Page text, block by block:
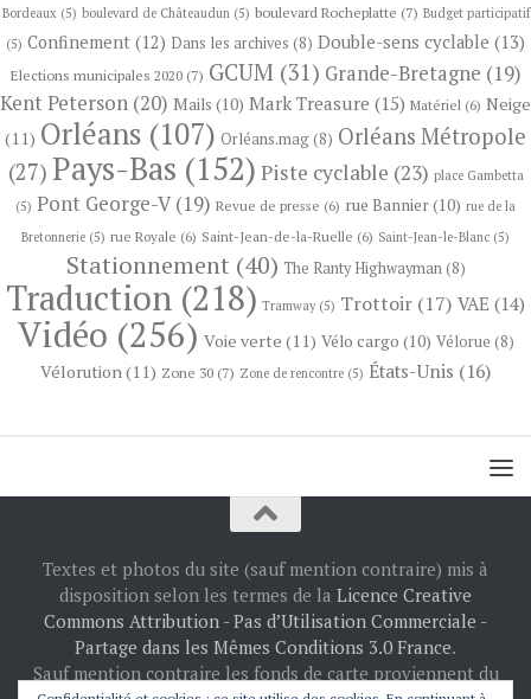
Bordeaux(5) boulevard de Châteaudun(5) boulevard Rocheplatte (7) Budget participatif
(5) Confinement (12) Dans les archives (8) Double-sens cyclable (13)
Elections municipales 2020(7) GCUM(31) Grande-Bretagne (19)
Kent Peterson (20) Mails (10) Mark Treasure (15) Matériel (6) Neige
(11) Orléans (107) Orléans.mag (8) Orléans Métropole
(27) Pays-Bas (152) Piste cyclable (23) place Gambetta
(5) Pont George-V(19) Revue de presse (6) rue Bannier(10) rue de la
Bretonnerie (5) rue Royale (6) Saint-Jean-de-la-Ruelle (6) Saint-Jean-le-Blanc (5)
Stationnement (40) The Ranty Highwayman(8)
Traduction (218) Tramway(5) Trottoir (17) VAE (14)
Vidéo (256) Voie verte (11) Vélo cargo (10) Vélorue (8)
Vélorution(11) Zone 30 (7) Zone de rencontre (5) États-Unis (16)
Textes et photos du site (sauf mention contraire) mis à
disposition selon les termes de la Licence Creative
Commons Attribution - Pas d’Utilisation Commerciale -
Partage dans les Mêmes Conditions 3.0 France.
Sauf mention contraire les fonds de carte proviennent du